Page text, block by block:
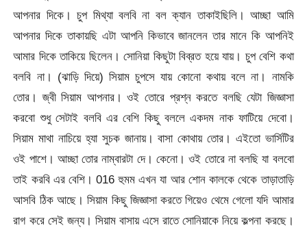
আপনার দিকে। চুপ মিথ্যা বলবি না বল ক্যান তাকাইছিলি। আচ্ছা আমি
আপনার দিকে তাকায়ছি এটা আপনি কিভাবে জানলেন তার মানে কি আপনিই
আমার দিকে তাকিয়ে ছিলেন। সোনিয়া কিছুটা বিব্রত হয়ে যায়। চুপ বেশি কথা
বলবি না। (ঝাড়ি দিয়ে) সিয়াম চুপসে যায় কোনো কথায় বলে না। নামকি
তোর। জ্বী সিয়াম আপনার। ওই তোরে প্রশ্ন করতে বলছি যেটা জিজ্ঞাসা
করবো শুধু সেটাই বলবি এর বেশি কিছু বললে একদম নাক ফাটিয়ে দেবো।
সিয়াম মাথা নাচিয়ে হ্যা সুচক জানায়। বাসা কোথায় তোর। এইতো ভার্সিটির
ওই পাশে। আচ্ছা তোর নাম্বারটা দে। কেনো। ওই তোরে না বলছি যা বলবো
তাই করবি এর বেশি। 016 হুমম এখন যা আর শোন কালকে থেকে তাড়াতাড়ি
আসবি ঠিক আছে। সিয়াম কিছু জিজ্ঞাসা করতে গিয়েও থেমে গেলো যদি আমার
রাগ করে সেই জন্য। সিয়াম বাসায় এসে রাতে সোনিয়াকে নিয়ে কল্পনা করছে।